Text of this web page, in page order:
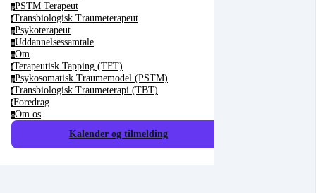
pPSTM Terapeut
tTransbiologisk Traumeterapeut
pPsykoterapeut
uUddannelsessamtale
oOm
tTerapeutisk Tapping (TFT)
pPsykosomatisk Traumemodel (PSTM)
tTransbiologisk Traumeterapi (TBT)
fForedrag
oOm os
Kalender og tilmelding